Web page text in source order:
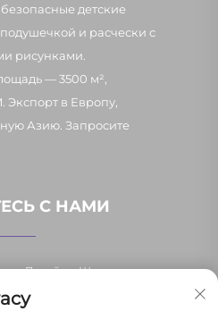
детские
и расчески с
рисунками.
— 3500 м²,
Экспорт в Европу,
Азию. Запросите
С НАМИ
д. 7, район Шанси